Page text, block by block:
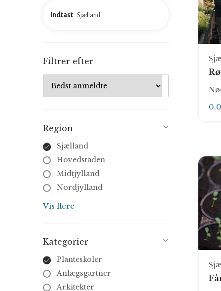
Indtast
Filtrer efter
Region
Sjælland
Hovedstaden
Midtjylland
Nordjylland
Syddanmark
Vis flere
Kategorier
Planteskoler
Anlægsgartner
Arkitekter
0.0